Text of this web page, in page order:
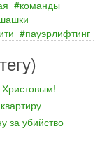
команды
пауэрлифтинг
за убийство